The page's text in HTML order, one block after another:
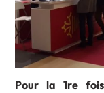
Pour la 1re